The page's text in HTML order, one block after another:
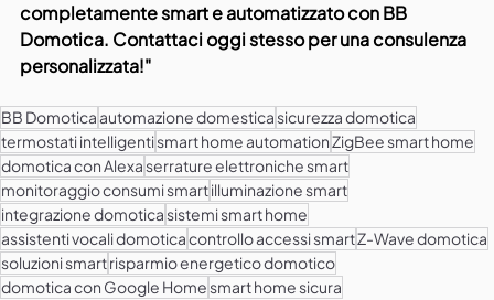
completamente smart e automatizzato con BB
Domotica. Contattaci oggi stesso per una consulenza
personalizzata!"
BB Domoticaautomazione domesticasicurezza domotica
termostati intelligentismart home automationZigBee smart home
domotica con Alexaserrature elettroniche smart
monitoraggio consumi smartilluminazione smart
integrazione domoticasistemi smart home
assistenti vocali domoticacontrollo accessi smartZ-Wave domotica
soluzioni smartrisparmio energetico domotico
domotica con Google Homesmart home sicura